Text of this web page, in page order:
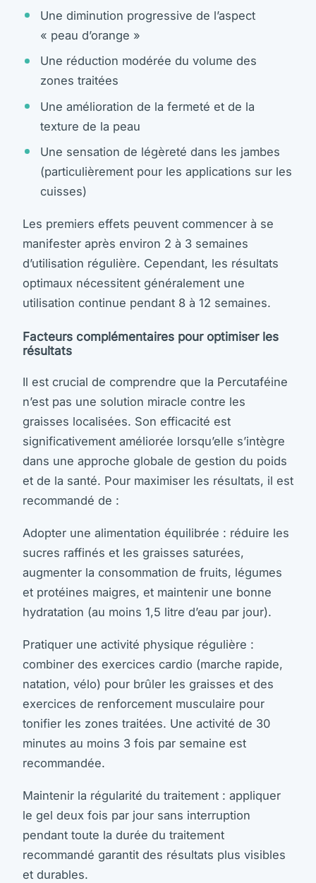
Une diminution progressive de l’aspect
« peau d’orange »
Une réduction modérée du volume des
zones traitées
Une amélioration de la fermeté et de la
texture de la peau
Une sensation de légèreté dans les jambes
(particulièrement pour les applications sur les
cuisses)
Les premiers effets peuvent commencer à se
manifester après environ 2 à 3 semaines
d’utilisation régulière. Cependant, les résultats
optimaux nécessitent généralement une
utilisation continue pendant 8 à 12 semaines.
Facteurs complémentaires pour optimiser les
résultats
Il est crucial de comprendre que la Percutaféine
n’est pas une solution miracle contre les
graisses localisées. Son efficacité est
significativement améliorée lorsqu’elle s’intègre
dans une approche globale de gestion du poids
et de la santé. Pour maximiser les résultats, il est
recommandé de :
Adopter une alimentation équilibrée : réduire les
sucres raffinés et les graisses saturées,
augmenter la consommation de fruits, légumes
et protéines maigres, et maintenir une bonne
hydratation (au moins 1,5 litre d’eau par jour).
Pratiquer une activité physique régulière :
combiner des exercices cardio (marche rapide,
natation, vélo) pour brûler les graisses et des
exercices de renforcement musculaire pour
tonifier les zones traitées. Une activité de 30
minutes au moins 3 fois par semaine est
recommandée.
Maintenir la régularité du traitement : appliquer
le gel deux fois par jour sans interruption
pendant toute la durée du traitement
recommandé garantit des résultats plus visibles
et durables.